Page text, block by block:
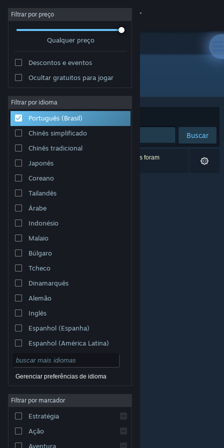
Iniciar sessão
Sobre
Suporte
Alterar idioma
Baixe o aplicativo móvel do Steam
Ver versão para computadores
© Valve Corporation. Todos os direitos reservados.
respectivos donos nos EUA e em outros países.
Acessibilidade
Reembolsos|Cookies
Filtrar por preço
Qualquer preço
Descontos e eventos
Ocultar gratuitos para jogar
Filtrar por idioma
Português (Brasil)
Chinês simplificado
Chinês tradicional
Japonês
Coreano
Tailandês
Árabe
Indonésio
Malaio
Búlgaro
Tcheco
Dinamarquês
Alemão
Inglês
Espanhol (Espanha)
Espanhol (América Latina)
Gerenciar preferências de idioma
Filtrar por marcador
Estratégia
Ação
Aventura
Distribuidora: Hassey Enterprises, Inc.
Ordenar por Relevância
Buscar
0 resultados correspondem à sua busca. 2 títulos foram
excluídos de acordo com as suas preferências.